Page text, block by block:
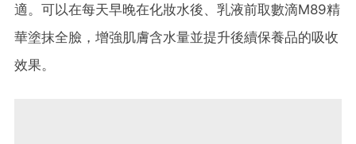
適​。可以在每天早晚在化妝水後、乳液前取數滴M89精
華塗抹全臉，增強肌膚含水量並提升後續保養品的吸收
效果。